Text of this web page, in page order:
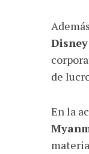
de
En la